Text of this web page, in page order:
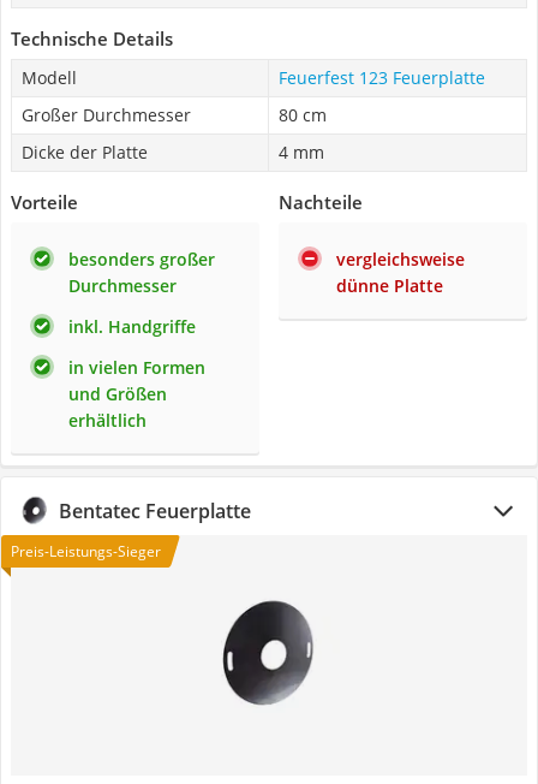
Technische Details
Modell
Feuerfest 123 Feuerplatte
Großer Durchmesser
80 cm
Dicke der Platte
4 mm
Vorteile
besonders großer
Durchmesser
inkl. Handgriffe
in vielen Formen
und Größen
erhältlich
Nachteile
vergleichsweise
dünne Platte
Bentatec Feuerplatte
Preis-Leistungs-Sieger